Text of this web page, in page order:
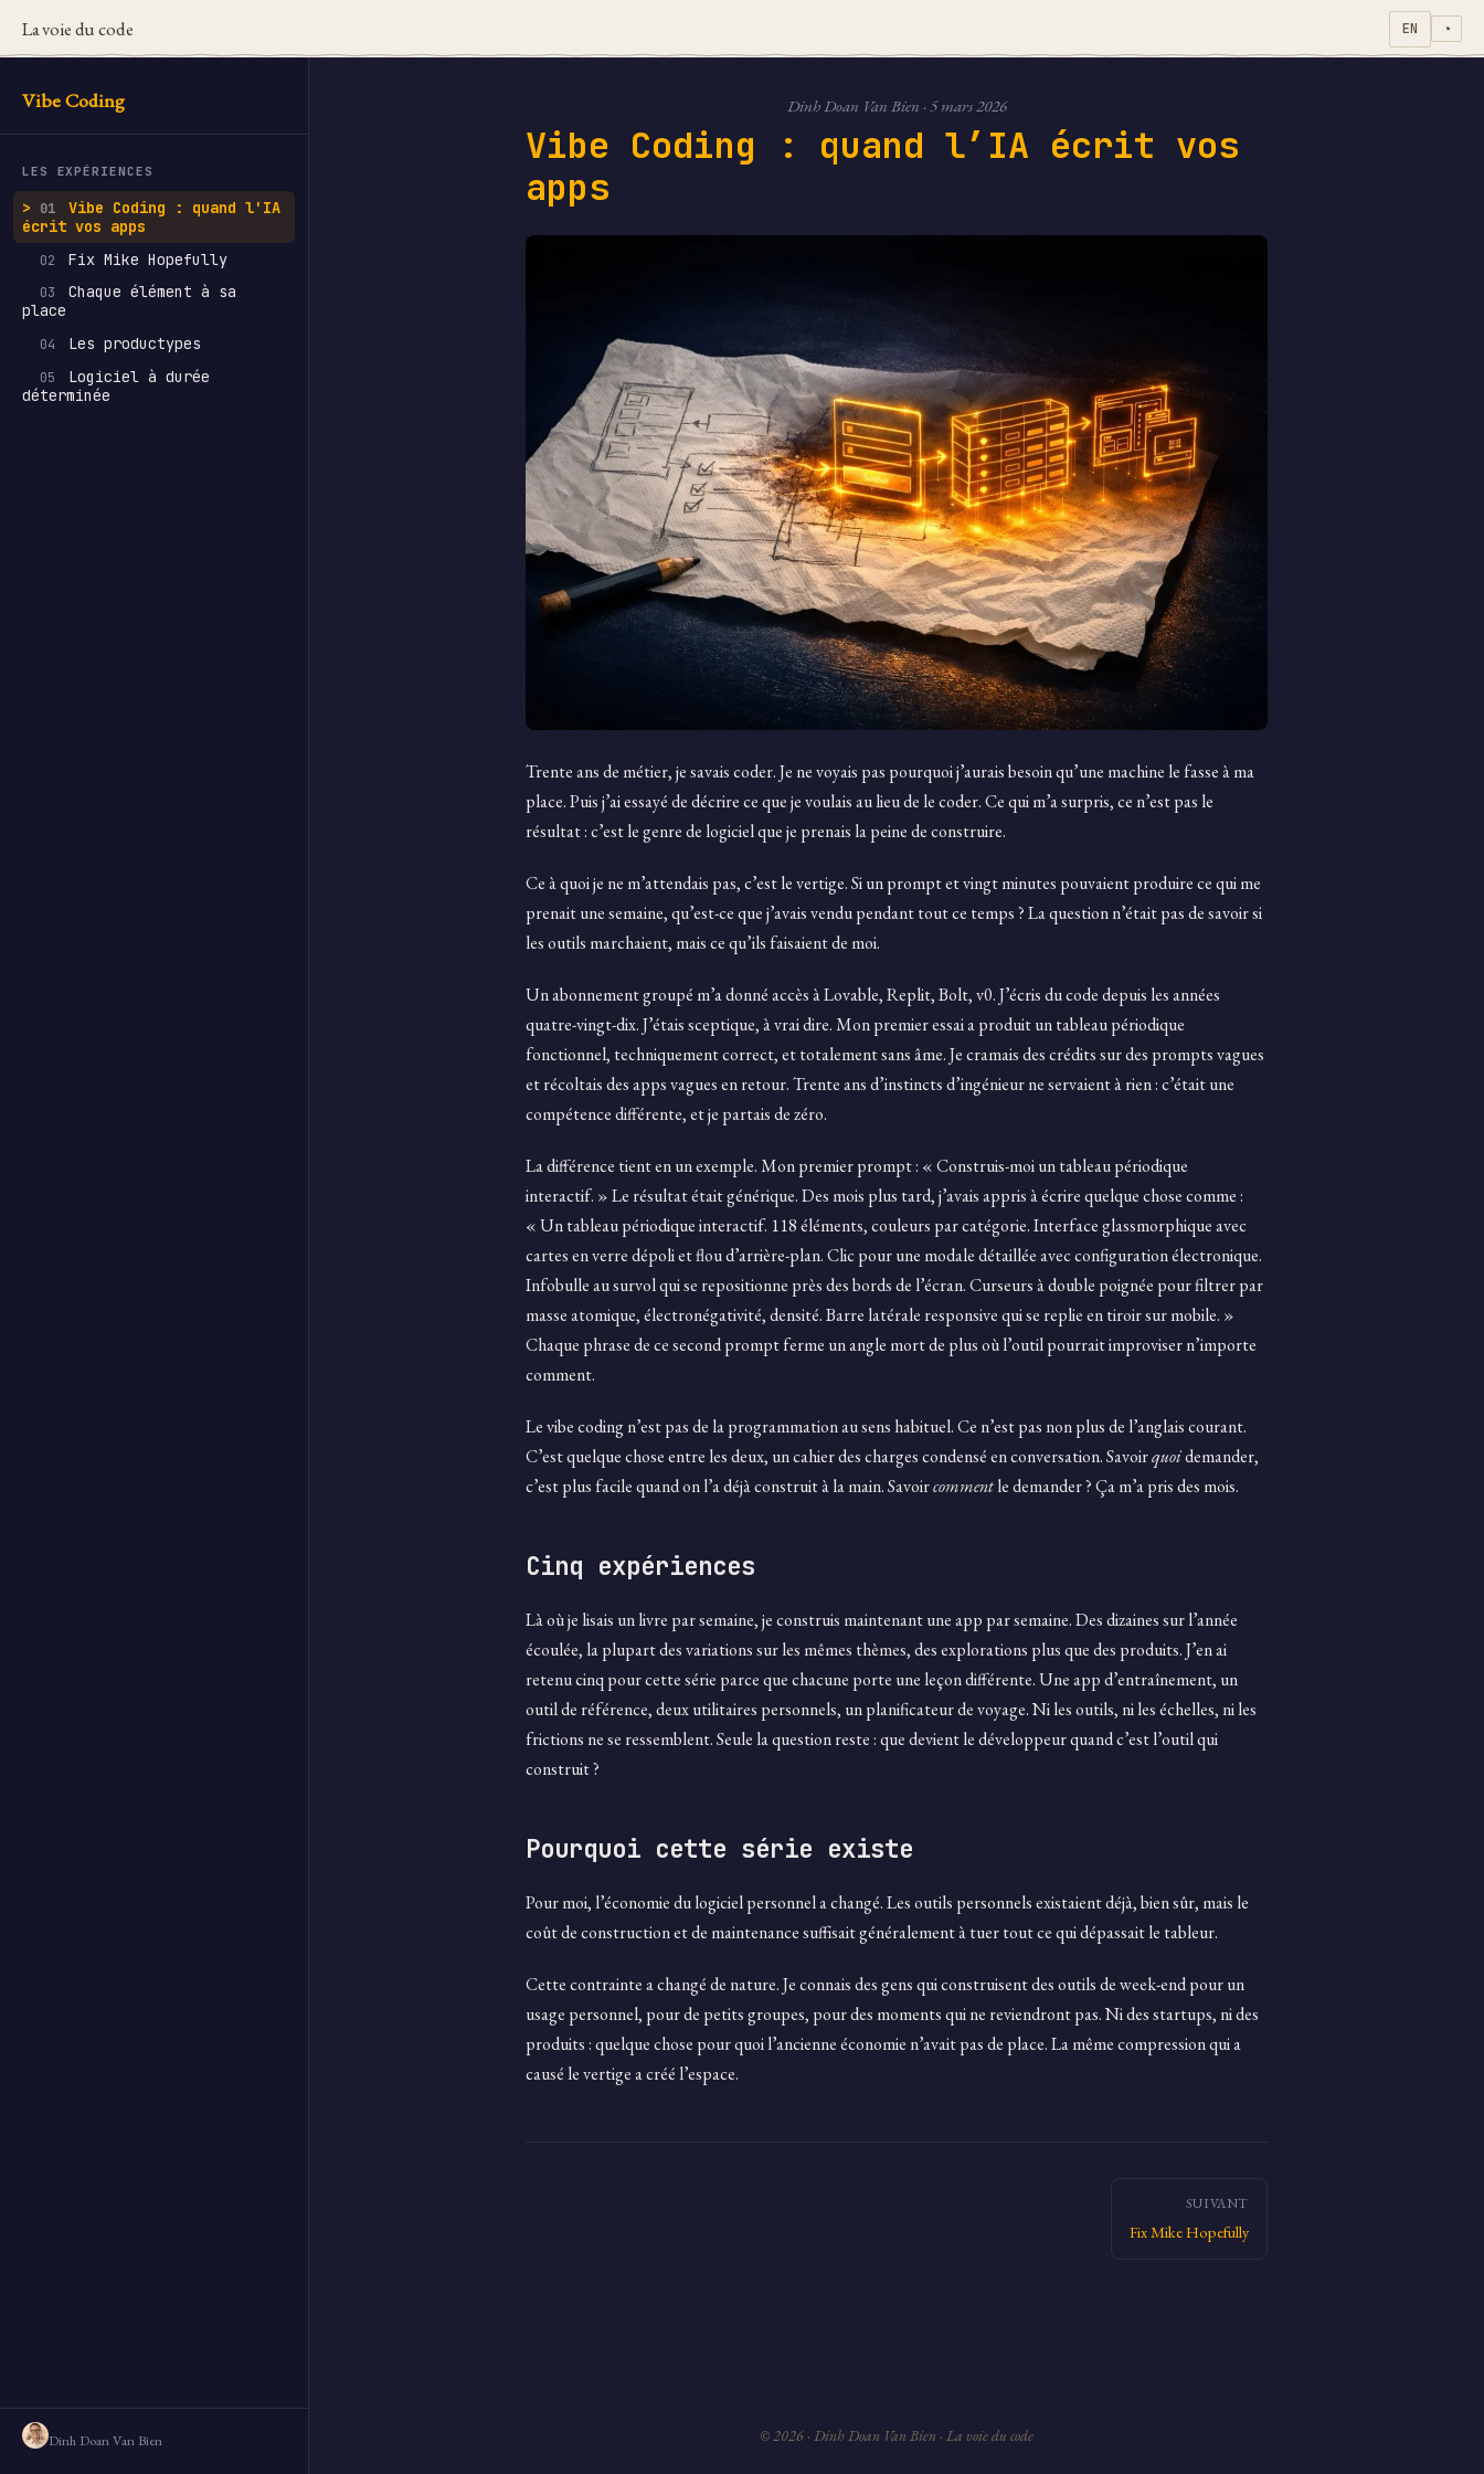
La voie du code EN ◔
Vibe Coding
LES EXPÉRIENCES
01
Vibe Coding : quand l'IA
écrit vos apps
02 Fix Mike Hopefully
03
Chaque élément à sa
place
04 Les productypes
05
Logiciel à durée
déterminée
Dinh Doan Van Bien
Dinh Doan Van Bien ·5 mars 2026
Vibe Coding : quand l’IA écrit vos
apps
Trente ans de métier, je savais coder. Je ne voyais pas pourquoi j’aurais besoin qu’une machine le fasse à ma
place. Puis j’ai essayé de décrire ce que je voulais au lieu de le coder. Ce qui m’a surpris, ce n’est pas le
résultat : c’est le genre de logiciel que je prenais la peine de construire.
Ce à quoi je ne m’attendais pas, c’est le vertige. Si un prompt et vingt minutes pouvaient produire ce qui me
prenait une semaine, qu’est-ce que j’avais vendu pendant tout ce temps ? La question n’était pas de savoir si
les outils marchaient, mais ce qu’ils faisaient de moi.
Un abonnement groupé m’a donné accès à Lovable, Replit, Bolt, v0. J’écris du code depuis les années
quatre-vingt-dix. J’étais sceptique, à vrai dire. Mon premier essai a produit un tableau périodique
fonctionnel, techniquement correct, et totalement sans âme. Je cramais des crédits sur des prompts vagues
et récoltais des apps vagues en retour. Trente ans d’instincts d’ingénieur ne servaient à rien : c’était une
compétence différente, et je partais de zéro.
La différence tient en un exemple. Mon premier prompt : « Construis-moi un tableau périodique
interactif. » Le résultat était générique. Des mois plus tard, j’avais appris à écrire quelque chose comme :
« Un tableau périodique interactif. 118 éléments, couleurs par catégorie. Interface glassmorphique avec
cartes en verre dépoli et flou d’arrière-plan. Clic pour une modale détaillée avec configuration électronique.
Infobulle au survol qui se repositionne près des bords de l’écran. Curseurs à double poignée pour filtrer par
masse atomique, électronégativité, densité. Barre latérale responsive qui se replie en tiroir sur mobile. »
Chaque phrase de ce second prompt ferme un angle mort de plus où l’outil pourrait improviser n’importe
comment.
Le vibe coding n’est pas de la programmation au sens habituel. Ce n’est pas non plus de l’anglais courant.
C’est quelque chose entre les deux, un cahier des charges condensé en conversation. Savoirquoidemander,
c’est plus facile quand on l’a déjà construit à la main. Savoircommentle demander ? Ça m’a pris des mois.
Cinq expériences
Là où je lisais un livre par semaine, je construis maintenant une app par semaine. Des dizaines sur l’année
écoulée, la plupart des variations sur les mêmes thèmes, des explorations plus que des produits. J’en ai
retenu cinq pour cette série parce que chacune porte une leçon différente. Une app d’entraînement, un
outil de référence, deux utilitaires personnels, un planificateur de voyage. Ni les outils, ni les échelles, ni les
frictions ne se ressemblent. Seule la question reste : que devient le développeur quand c’est l’outil qui
construit ?
Pourquoi cette série existe
Pour moi, l’économie du logiciel personnel a changé. Les outils personnels existaient déjà, bien sûr, mais le
coût de construction et de maintenance suffisait généralement à tuer tout ce qui dépassait le tableur.
Cette contrainte a changé de nature. Je connais des gens qui construisent des outils de week-end pour un
usage personnel, pour de petits groupes, pour des moments qui ne reviendront pas. Ni des startups, ni des
produits : quelque chose pour quoi l’ancienne économie n’avait pas de place. La même compression qui a
causé le vertige a créé l’espace.
SUIVANT
Fix Mike Hopefully
© 2026 · Dinh Doan Van Bien · La voie du code